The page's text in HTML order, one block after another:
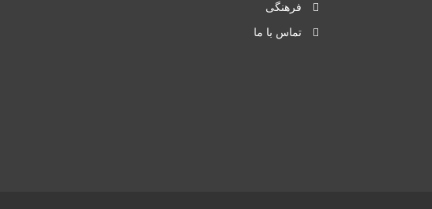
فرهنگی
تماس با ما